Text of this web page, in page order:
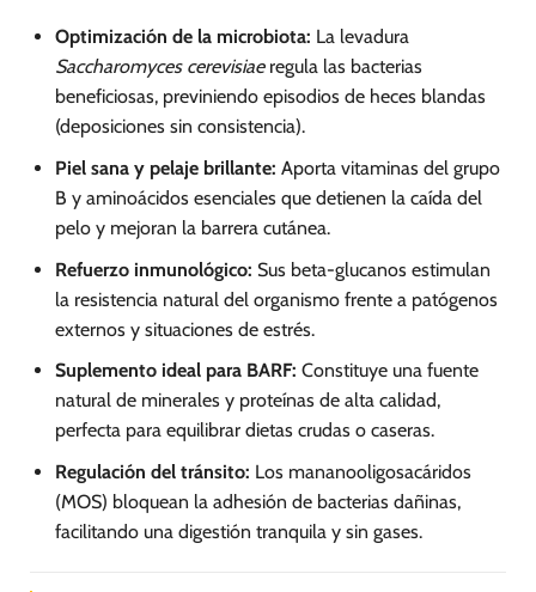
Optimización de la microbiota: La levadura
Saccharomyces cerevisiaeregula las bacterias
beneficiosas, previniendo episodios de heces blandas
(deposiciones sin consistencia).
Piel sana y pelaje brillante: Aporta vitaminas del grupo
B y aminoácidos esenciales que detienen la caída del
pelo y mejoran la barrera cutánea.
Refuerzo inmunológico: Sus beta-glucanos estimulan
la resistencia natural del organismo frente a patógenos
externos y situaciones de estrés.
Suplemento ideal para BARF: Constituye una fuente
natural de minerales y proteínas de alta calidad,
perfecta para equilibrar dietas crudas o caseras.
Regulación del tránsito: Los mananooligosacáridos
(MOS) bloquean la adhesión de bacterias dañinas,
facilitando una digestión tranquila y sin gases.